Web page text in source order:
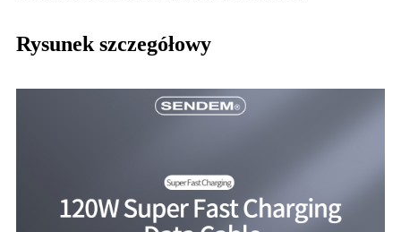
Rysunek szczegółowy